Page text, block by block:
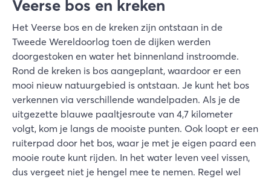
Veerse bos en kreken
Het Veerse bos en de kreken zijn ontstaan in de
Tweede Wereldoorlog toen de dijken werden
doorgestoken en water het binnenland instroomde.
Rond de kreken is bos aangeplant, waardoor er een
mooi nieuw natuurgebied is ontstaan. Je kunt het bos
verkennen via verschillende wandelpaden. Als je de
uitgezette blauwe paaltjesroute van 4,7 kilometer
volgt, kom je langs de mooiste punten. Ook loopt er een
ruiterpad door het bos, waar je met je eigen paard een
mooie route kunt rijden. In het water leven veel vissen,
dus vergeet niet je hengel mee te nemen. Regel wel